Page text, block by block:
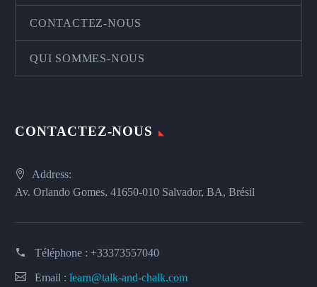
CONTACTEZ-NOUS
QUI SOMMES-NOUS
CONTACTEZ-NOUS
Address:
Av. Orlando Gomes, 41650-010 Salvador, BA, Brésil
Téléphone : +33373557040
Email : learn@talk-and-chalk.com